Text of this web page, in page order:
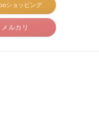
ショッピング
メルカリ